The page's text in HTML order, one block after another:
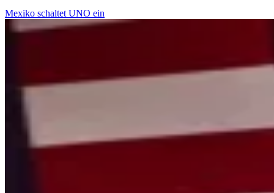
Mexiko schaltet UNO ein